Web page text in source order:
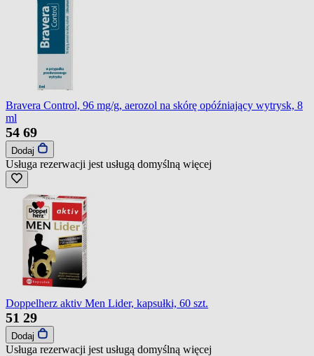
Bravera Control, 96 mg/g, aerozol na skórę opóźniający wytrysk, 8
ml
54 69
Dodaj
Usługa rezerwacji jest usługą domyślną więcej
Doppelherz aktiv Men Lider, kapsułki, 60 szt.
51 29
Dodaj
Usługa rezerwacji jest usługą domyślną więcej